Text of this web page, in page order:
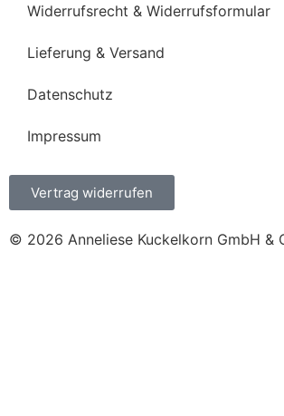
Widerrufsrecht & Widerrufsformular
Lieferung & Versand
Datenschutz
Impressum
Vertrag widerrufen
© 2026 Anneliese Kuckelkorn GmbH &